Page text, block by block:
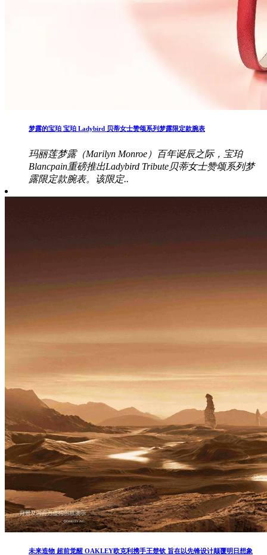
梦露的宝珀 宝珀 Ladybird 贝蒂女士赞颂系列梦露限定款腕表
玛丽莲梦露（Marilyn Monroe）百年诞辰之际，宝珀
Blancpain重磅推出Ladybird Tribute贝蒂女士赞颂系列梦
露限定款腕表。该限定..
未来造物 超前觉醒 OAKLEY欧克利携手王楚钦 旨在以先锋设计颠覆明日想象